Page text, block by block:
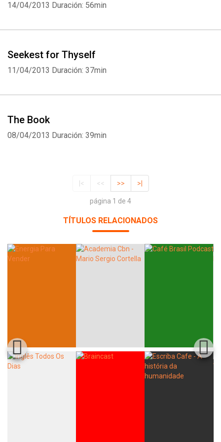
14/04/2013 Duración: 56min
Seekest for Thyself
11/04/2013 Duración: 37min
The Book
08/04/2013 Duración: 39min
|< << >> >|
página 1 de 4
TÍTULOS RELACIONADOS